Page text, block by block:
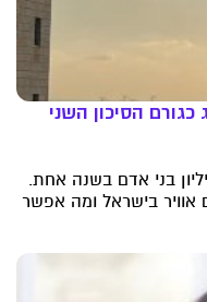
הסיכון השני
אוויר גרם למוות של יותר מ-8 מיליון בני אדם בשנה אחת.
אוויר בישראל ומה אפשר